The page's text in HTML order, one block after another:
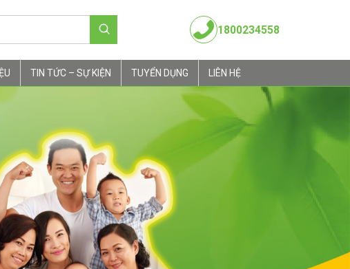
1800234558
TIN TỨC – SỰ KIỆN TUYỂN DỤNG LIÊN HỆ